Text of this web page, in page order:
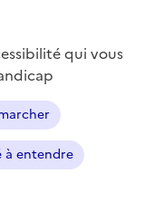
qui vous
à entendre